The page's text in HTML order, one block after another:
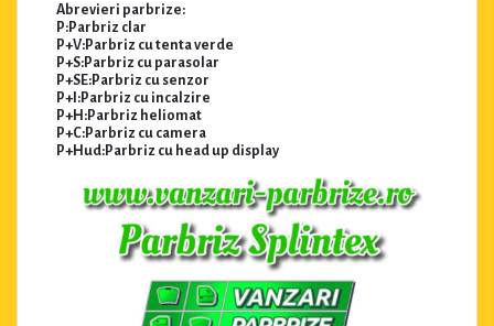
Abrevieri parbrize:
P:Parbriz clar
P+V:Parbriz cu tenta verde
P+S:Parbriz cu parasolar
P+SE:Parbriz cu senzor
P+I:Parbriz cu incalzire
P+H:Parbriz heliomat
P+C:Parbriz cu camera
P+Hud:Parbriz cu head up display